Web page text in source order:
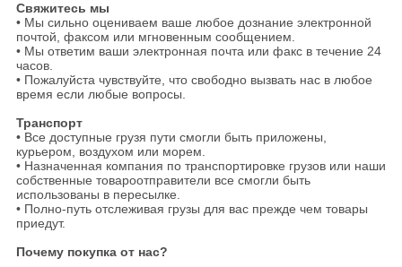
Свяжитесь мы
• Мы сильно оцениваем ваше любое дознание электронной
почтой, факсом или мгновенным сообщением.
• Мы ответим ваши электронная почта или факс в течение 24
часов.
• Пожалуйста чувствуйте, что свободно вызвать нас в любое
время если любые вопросы.
Транспорт
• Все доступные грузя пути смогли быть приложены,
курьером, воздухом или морем.
• Назначенная компания по транспортировке грузов или наши
собственные товароотправители все смогли быть
использованы в пересылке.
• Полно-путь отслеживая грузы для вас прежде чем товары
приедут.
Почему покупка от нас?